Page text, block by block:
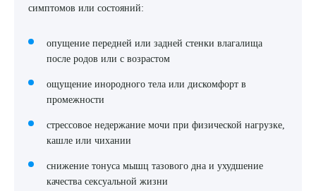
симптомов или состояний:
опущение передней или задней стенки влагалища
после родов или с возрастом
ощущение инородного тела или дискомфорт в
промежности
стрессовое недержание мочи при физической нагрузке,
кашле или чихании
снижение тонуса мышц тазового дна и ухудшение
качества сексуальной жизни